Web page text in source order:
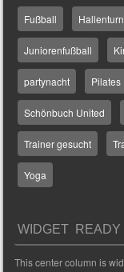
Fußball
Juniorenfußball
partynacht Pilates
Schönbuch United
Trainer gesucht
Yoga
WIDGET READY
This center column is